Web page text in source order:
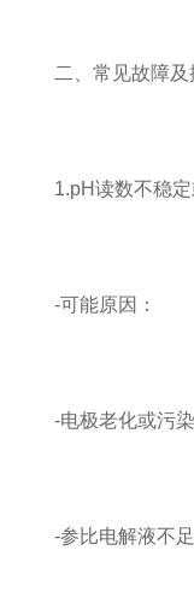
二、常见故障及
1.pH读数不稳定
-可能原因：
-电极老化或污染
-参比电解液不足